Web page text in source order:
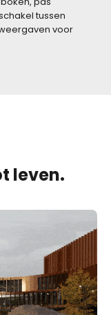
tussen
voor
leven.